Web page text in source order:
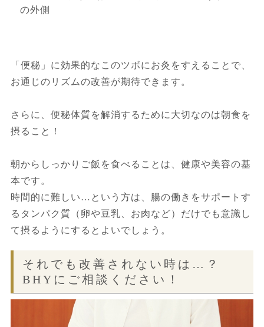
の外側
「便秘」に効果的なこのツボにお灸をすえることで、
お通じのリズムの改善が期待できます。
さらに、便秘体質を解消するために大切なのは朝食を
摂ること！
朝からしっかりご飯を食べることは、健康や美容の基
本です。
時間的に難しい…という方は、腸の働きをサポートす
るタンパク質（卵や豆乳、お肉など）だけでも意識し
て摂るようにするとよいでしょう。
それでも改善されない時は…？
BHYにご相談ください！